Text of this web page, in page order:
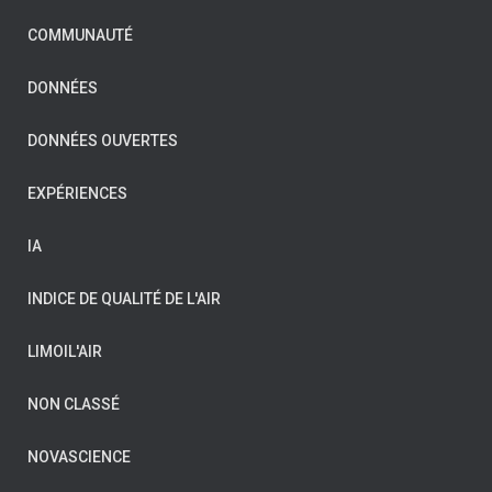
COMMUNAUTÉ
DONNÉES
DONNÉES OUVERTES
EXPÉRIENCES
IA
INDICE DE QUALITÉ DE L'AIR
LIMOIL'AIR
NON CLASSÉ
NOVASCIENCE